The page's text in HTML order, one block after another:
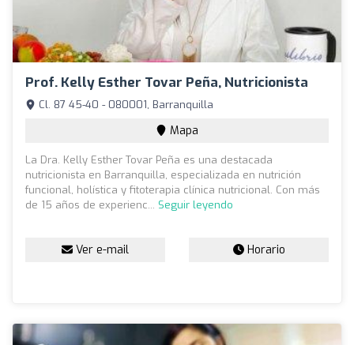
Prof. Kelly Esther Tovar Peña, Nutricionista
Cl. 87 45-40 - 080001, Barranquilla
Mapa
La Dra. Kelly Esther Tovar Peña es una destacada
nutricionista en Barranquilla, especializada en nutrición
funcional, holística y fitoterapia clínica nutricional. Con más
de 15 años de experienc... Seguir leyendo
Ver e-mail Horario